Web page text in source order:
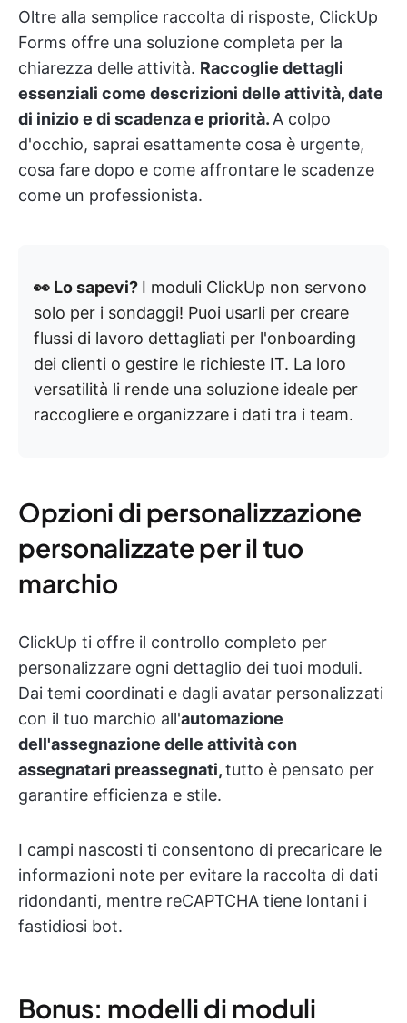
Oltre alla semplice raccolta di risposte, ClickUp
Forms offre una soluzione completa per la
chiarezza delle attività. Raccoglie dettagli
essenziali come descrizioni delle attività, date
di inizio e di scadenza e priorità. A colpo
d'occhio, saprai esattamente cosa è urgente,
cosa fare dopo e come affrontare le scadenze
come un professionista.
👀 Lo sapevi? I moduli ClickUp non servono
solo per i sondaggi! Puoi usarli per creare
flussi di lavoro dettagliati per l'onboarding
dei clienti o gestire le richieste IT. La loro
versatilità li rende una soluzione ideale per
raccogliere e organizzare i dati tra i team.
Opzioni di personalizzazione
personalizzate per il tuo
marchio
ClickUp ti offre il controllo completo per
personalizzare ogni dettaglio dei tuoi moduli.
Dai temi coordinati e dagli avatar personalizzati
con il tuo marchio all'automazione
dell'assegnazione delle attività con
assegnatari preassegnati,tutto è pensato per
garantire efficienza e stile.
I campi nascosti ti consentono di precaricare le
informazioni note per evitare la raccolta di dati
ridondanti, mentre reCAPTCHA tiene lontani i
fastidiosi bot.
Bonus: modelli di moduli